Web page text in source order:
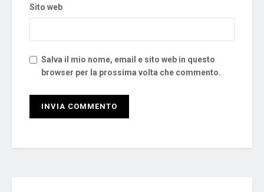
Sito web
Salva il mio nome, email e sito web in questo
browser per la prossima volta che commento.